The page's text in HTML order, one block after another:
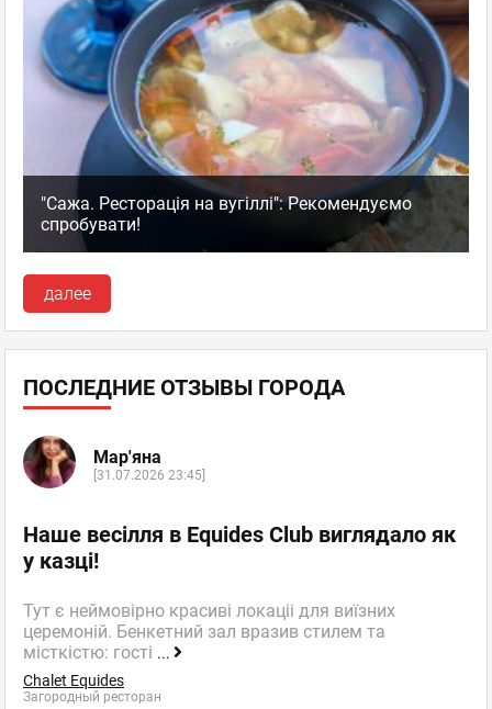
"Сажа. Ресторація на вугіллі": Рекомендуємо
спробувати!
далее
ПОСЛЕДНИЕ ОТЗЫВЫ ГОРОДА
Мар'яна
[31.07.2026 23:45]
Наше весілля в Equides Club виглядало як
у казці!
Тут є неймовірно красиві локаціі для виїзних
церемоній. Бенкетний зал вразив стилем та
місткістю: гості ...
Chalet Equides
Загородный ресторан